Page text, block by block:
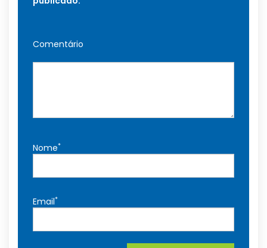
Comentário
Nome*
Email*